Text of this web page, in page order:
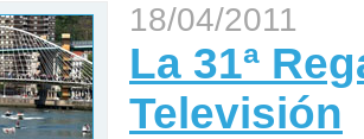
18/04/2011
La 31ª
Televisión